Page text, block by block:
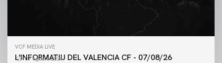
VCF MEDIA LIVE
L'INFORMATIU DEL VALENCIA CF - 07/08/26
07 agosto 2026
PRIMER EQUIP
ENTRENAMENT DEL VALENCIA CF 7/8/2026